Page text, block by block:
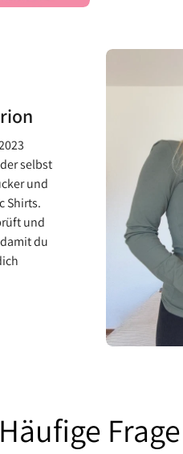
selbst
und
Shirts.
und
du
Häufige